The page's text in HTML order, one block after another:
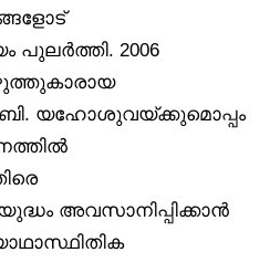
2006
യഹോശുവയ്ക്കുമൊപ്പം
അവസാനിപ്പിക്കാൻ